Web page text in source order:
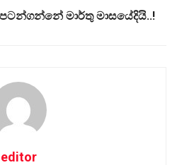
මාර්තු මාසයේදියි..!
editor